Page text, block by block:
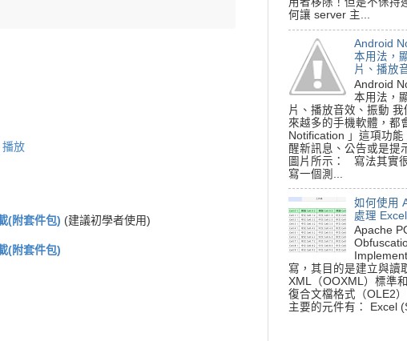
播放
(附套件包) (建議初學者使用)
(附套件包)
何讓 server 主...
Android
本用法，
片、播放
Android
本用法，
片、播放音效、振動
來越多的手機軟體，都
Notification 」這項功能
醒新訊息、公告或是提
圖片所示： 寫法其實
寫一個測...
如何使用
處理
Apache
寫，其目的是建立與讀
XML（OOXML）標準
復合文檔格式（OLE2
主要的元件有： Excel